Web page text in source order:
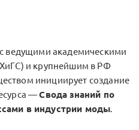
ведущими академическими
и крупнейшим в РФ
инициирует создание
—Свода знаний по
в индустрии моды.